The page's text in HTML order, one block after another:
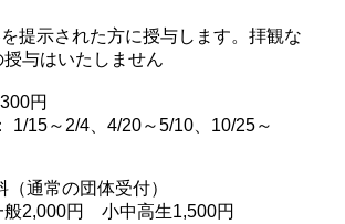
提示された方に授与します。拝観な
授与はいたしません
円
1/15～2/4、4/20～5/10、10/25～
通常の団体受付）
2,000円 小中高生1,500円